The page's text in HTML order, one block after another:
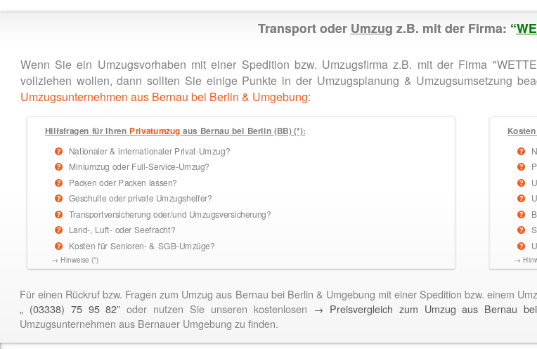
Transport oder Umzug z.B. mit der Firma: “
Wenn Sie ein Umzugsvorhaben mit einer Spedition bzw. Umzugsfirma z.B. mit der Firma
vollziehen wollen, dann sollten Sie einige Punkte in der Umzugsplanung & Umzugsumsetzung
Umzugsunternehmen aus Bernau bei Berlin & Umgebung:
Hilfsfragen für Ihren Privatumzug aus Bernau bei Berlin (BB) (*):
Nationaler & internationaler Privat-Umzug?
Miniumzug oder Full-Service-Umzug?
Packen oder Packen lassen?
Geschulte oder private Umzugshelfer?
Transportversicherung oder/und Umzugsversicherung?
Land-, Luft- oder Seefracht?
Kosten für Senioren- & SGB-Umzüge?
→ Hinweise (*) →
Für einen Rückruf bzw. Fragen zum Umzug aus Bernau bei Berlin & Umgebung mit einer Spedition bzw. einem
„ (03338) 75 95 82” oder nutzen Sie unseren kostenlosen → Preisvergleich zum Umzug aus Bernau
Umzugsunternehmen aus Bernauer Umgebung zu finden.